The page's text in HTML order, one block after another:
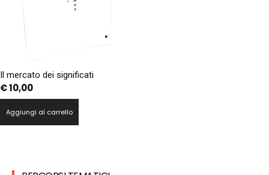
Il mercato dei significati
€10,00
Aggiungi al carrello